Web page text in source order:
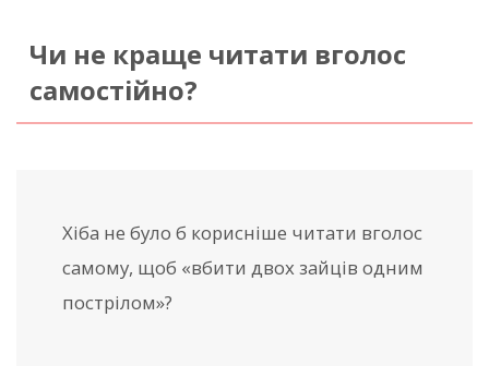
Чи не краще читати вголос
самостійно?
Хіба не було б корисніше читати вголос
самому, щоб «вбити двох зайців одним
пострілом»?